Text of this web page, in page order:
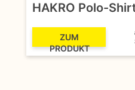
HAKRO Polo-
ZUM
PRODUKT